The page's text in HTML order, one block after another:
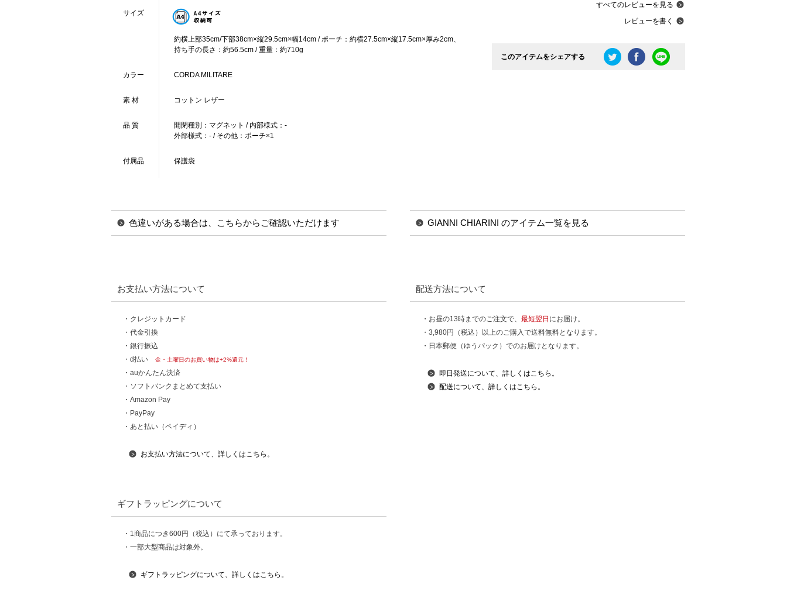
サイズ
約横上部35cm/下部38cm×縦29.5cm×幅14cm / ポーチ：約横27.5cm×縦17.5cm×厚み2cm、
持ち手の長さ：約56.5cm / 重量：約710g
カラー CORDA MILITARE
素 材 コットン レザー
品 質
開閉種別：マグネット / 内部様式：-
外部様式：- / その他：ポーチ×1
付属品 保護袋
すべてのレビューを見る
レビューを書く
このアイテムをシェアする
色違いがある場合は、こちらからご確認いただけます GIANNI CHIARINI のアイテム一覧を見る
お支払い方法について
・クレジットカード
・代金引換
・銀行振込
・d払い
金・土曜日のお買い物は+2%還元！
・auかんたん決済
・ソフトバンクまとめて支払い
・Amazon Pay
・PayPay
・あと払い（ペイディ）
お支払い方法について、詳しくはこちら。
配送方法について
・お昼の13時までのご注文で、 最短翌日 にお届け。
・3,980円（税込）以上のご購入で送料無料となります。
・日本郵便（ゆうパック）でのお届けとなります。
即日発送について、詳しくはこちら。
配送について、詳しくはこちら。
ギフトラッピングについて
・1商品につき600円（税込）にて承っております。
・一部大型商品は対象外。
ギフトラッピングについて、詳しくはこちら。